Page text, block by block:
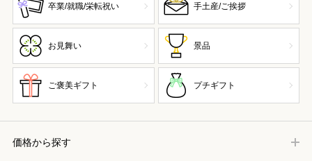
卒業/就職/栄転祝い 手土産/ご挨拶
お見舞い 景品
ご褒美ギフト プチギフト
価格から探す